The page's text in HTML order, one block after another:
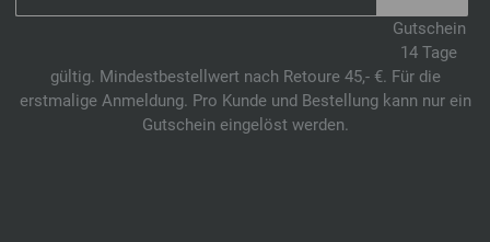
Gutschein
14 Tage
gültig. Mindestbestellwert nach Retoure 45,- €. Für die
erstmalige Anmeldung. Pro Kunde und Bestellung kann nur ein
Gutschein eingelöst werden.